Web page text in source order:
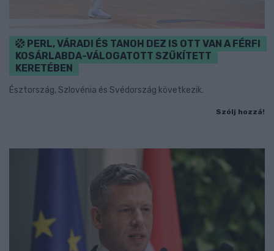
PERL, VÁRADI ÉS TANOH DEZ IS OTT VAN A FÉRFI
KOSÁRLABDA-VÁLOGATOTT SZŰKÍTETT
KERETÉBEN
Észtország, Szlovénia és Svédország következik.
Szólj hozzá!